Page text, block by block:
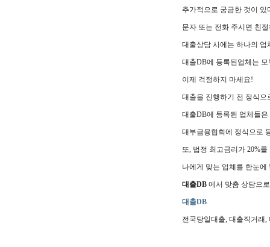
추가적으로 궁금한 것이
문자 또는 전화 주시면 친
대출상담 시에는 하나의
대출DB에 등록된업체는
이제 걱정하지 마세요!
대출을 진행하기 전 정식
대출DB에 등록된 업체들
대부금융협회에 정식으로
또, 법정 최고금리가 20%
나에게 맞는 업체를 한눈에
대출DB 에서 맞춤 상담으
대출DB
전국당일대출, 대출직거래